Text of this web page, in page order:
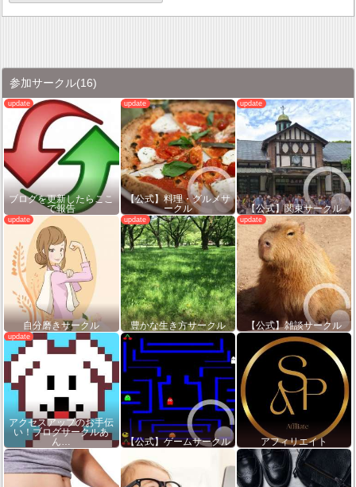
参加サークル(16)
ブログを更新したらここ
で報告
【公式】料理・グルメサ
ークル
【公式】関東サークル
自分磨きサークル 豊かな生き方サークル 【公式】雑談サークル
アクセスアップのお手伝
い！ブログサークルあ
ん…
【公式】ゲームサークル アフィリエイト